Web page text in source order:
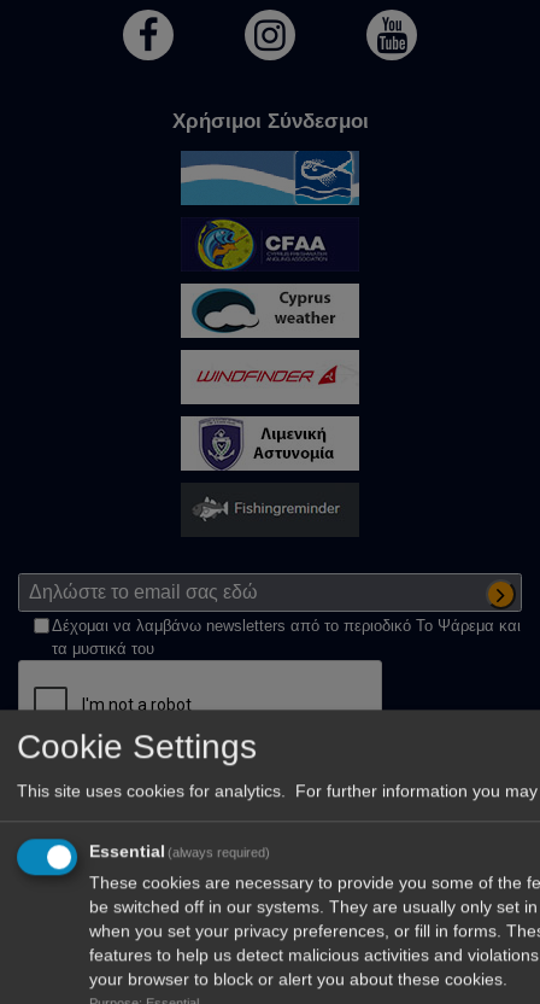
Χρήσιμοι Σύνδεσμοι
Δέχομαι να λαμβάνω newsletters από το περιοδικό Το Ψάρεμα και
τα μυστικά του
Στείλτε μας μήνυμα
Όνομα
Cookie Settings
This site uses cookies for analytics. For further information you
Essential (always required)
These cookies are necessary to provide you some of the
be switched off in our systems. They are usually only set
when you set your privacy preferences, or fill in forms.
features to help us detect malicious activities and
your browser to block or alert you about these cookies.